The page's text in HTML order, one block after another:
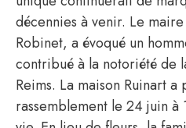
décennies à venir. Le
Robinet, a évoqué un
contribué à la notoriété de
Reims. La maison Ruinart a
rassemblement le 24 juin